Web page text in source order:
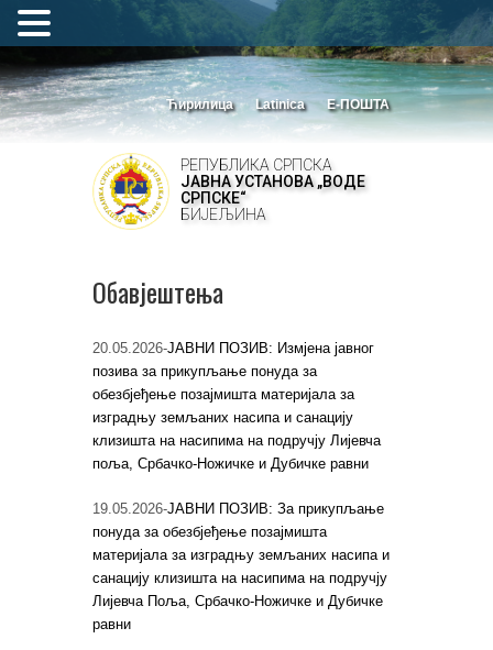
Ћирилица Latinica Е-ПОШТА
РЕПУБЛИКА СРПСКА
ЈАВНА УСТАНОВА „ВОДЕ
СРПСКЕ“
БИЈЕЉИНА
Обавјештења
20.05.2026-ЈАВНИ ПОЗИВ: Измјена јавног
позива за прикупљање понуда за
обезбјеђење позајмишта материјала за
изградњу земљаних насипа и санацију
клизишта на насипима на подручју Лијевча
поља, Србачко-Ножичке и Дубичке равни
19.05.2026-ЈАВНИ ПОЗИВ: За прикупљање
понуда за обезбјеђење позајмишта
материјала за изградњу земљаних насипа и
санацију клизишта на насипима на подручју
Лијевча Поља, Србачко-Ножичке и Дубичке
равни